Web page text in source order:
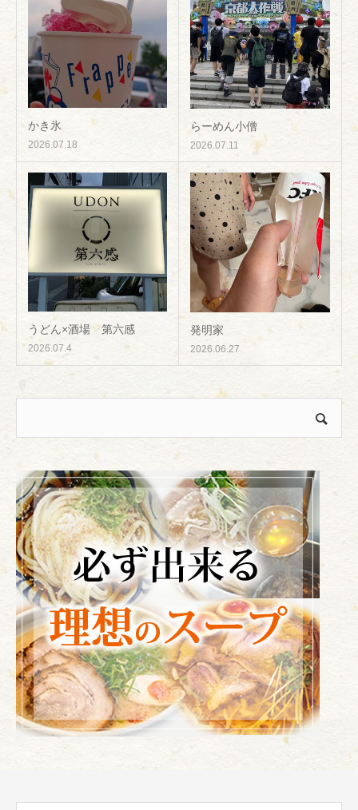
かき氷
2026.07.18
らーめん小僧
2026.07.11
うどん×酒場 第六感
2026.07.4
発明家
2026.06.27